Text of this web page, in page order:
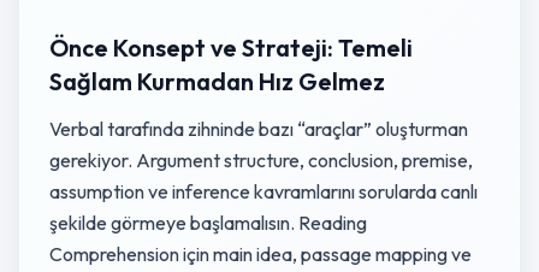
Önce Konsept ve Strateji: Temeli
Sağlam Kurmadan Hız Gelmez
Verbal tarafında zihninde bazı “araçlar” oluşturman
gerekiyor. Argument structure, conclusion, premise,
assumption ve inference kavramlarını sorularda canlı
şekilde görmeye başlamalısın. Reading
Comprehension için main idea, passage mapping ve